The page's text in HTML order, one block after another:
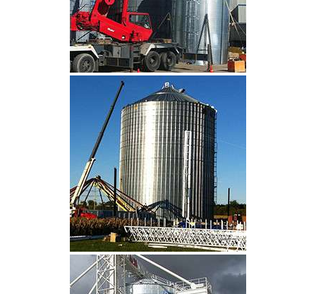
CLIQUEZ POUR AGRANDIR
CLIQUEZ POUR AGRANDIR